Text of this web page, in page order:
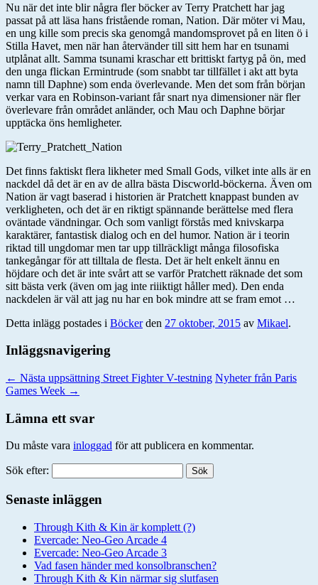
Nu när det inte blir några fler böcker av Terry Pratchett har jag
passat på att läsa hans fristående roman, Nation. Där möter vi Mau,
en ung kille som precis ska genomgå mandomsprovet på en liten ö i
Stilla Havet, men när han återvänder till sitt hem har en tsunami
utplånat allt. Samma tsunami kraschar ett brittiskt fartyg på ön, med
den unga flickan Ermintrude (som snabbt tar tillfället i akt att byta
namn till Daphne) som enda överlevande. Men det som från början
verkar vara en Robinson-variant får snart nya dimensioner när fler
överlevare från området anländer, och Mau och Daphne börjar
upptäcka öns hemligheter.
Det finns faktiskt flera likheter med Small Gods, vilket inte alls är en
nackdel då det är en av de allra bästa Discworld-böckerna. Även om
Nation är vagt baserad i historien är Pratchett knappast bunden av
verkligheten, och det är en riktigt spännande berättelse med flera
oväntade vändningar. Och som vanligt förstås med knivskarpa
karaktärer, fantastisk dialog och en del humor. Nation är i teorin
riktad till ungdomar men tar upp tillräckligt många filosofiska
tankegångar för att tilltala de flesta. Det är helt enkelt ännu en
höjdare och det är inte svårt att se varför Pratchett räknade det som
sitt bästa verk (även om jag inte riiiktigt håller med). Den enda
nackdelen är väl att jag nu har en bok mindre att se fram emot …
Detta inlägg postades i Böckerden 27 oktober, 2015 av Mikael.
Inläggsnavigering
← Nästa uppsättning Street Fighter V-testning Nyheter från Paris
Games Week →
Lämna ett svar
Du måste vara inloggad för att publicera en kommentar.
Sök efter:
Senaste inläggen
Through Kith & Kin är komplett (?)
Evercade: Neo-Geo Arcade 4
Evercade: Neo-Geo Arcade 3
Vad fasen händer med konsolbranschen?
Through Kith & Kin närmar sig slutfasen